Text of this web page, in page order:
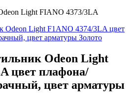
Light FIANO 4373/3LA
Odeon Light
цвет плафона/
цвет арматуры